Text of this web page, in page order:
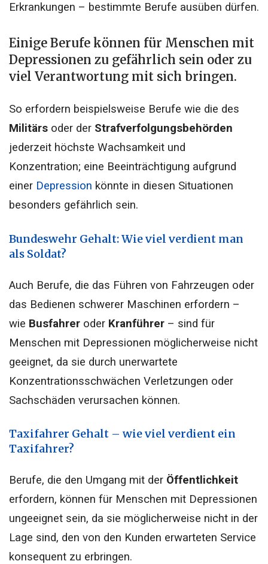
Erkrankungen – bestimmte Berufe ausüben dürfen.
Einige Berufe können für Menschen mit
Depressionen zu gefährlich sein oder zu
viel Verantwortung mit sich bringen.
So erfordern beispielsweise Berufe wie die des
Militärs oder der Strafverfolgungsbehörden
jederzeit höchste Wachsamkeit und
Konzentration; eine Beeinträchtigung aufgrund
einer Depression könnte in diesen Situationen
besonders gefährlich sein.
Bundeswehr Gehalt: Wie viel verdient man
als Soldat?
Auch Berufe, die das Führen von Fahrzeugen oder
das Bedienen schwerer Maschinen erfordern –
wie Busfahrer oder Kranführer – sind für
Menschen mit Depressionen möglicherweise nicht
geeignet, da sie durch unerwartete
Konzentrationsschwächen Verletzungen oder
Sachschäden verursachen können.
Taxifahrer Gehalt – wie viel verdient ein
Taxifahrer?
Berufe, die den Umgang mit der Öffentlichkeit
erfordern, können für Menschen mit Depressionen
ungeeignet sein, da sie möglicherweise nicht in der
Lage sind, den von den Kunden erwarteten Service
konsequent zu erbringen.